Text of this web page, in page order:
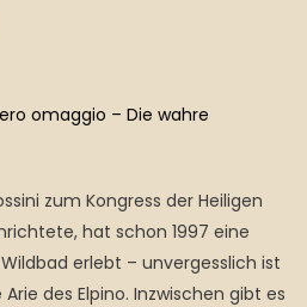
zum Kongress der Heiligen
hat schon 1997 eine
erlebt – unvergesslich ist
des Elpino. Inzwischen gibt es